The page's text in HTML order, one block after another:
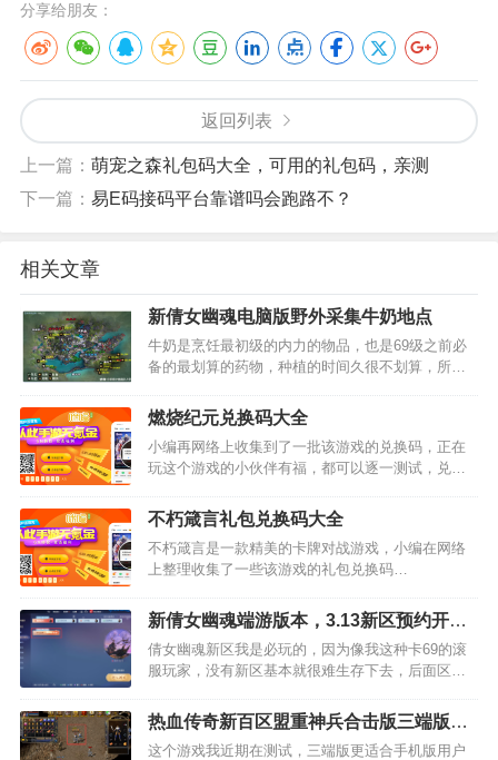
分享给朋友：
返回列表
上一篇： 萌宠之森礼包码大全，可用的礼包码，亲测
下一篇： 易E码接码平台靠谱吗会跑路不？
相关文章
新倩女幽魂电脑版野外采集牛奶地点
牛奶是烹饪最初级的内力的物品，也是69级之前必
备的最划算的药物，种植的时间久很不划算，所以
外采集点， 杨家镇，3个采集点…
燃烧纪元兑换码大全
小编再网络上收集到了一批该游戏的兑换码，正在
玩这个游戏的小伙伴有福，都可以逐一测试，兑换
不朽箴言礼包兑换码大全
不朽箴言是一款精美的卡牌对战游戏，小编在网络
上整理收集了一些该游戏的礼包兑换码…
新倩女幽魂端游版本，3.13新区预约开始
啦，放马过来
倩女幽魂新区我是必玩的，因为像我这种卡69的滚
服玩家，没有新区基本就很难生存下去，后面区服
的物品就是鬼装了，并且这个爆率并不高，一件69
鬼装也就10块…
热血传奇新百区盟重神兵合击版三端版可
以搬砖吗？
这个游戏我近期在测试，三端版更适合手机版用户